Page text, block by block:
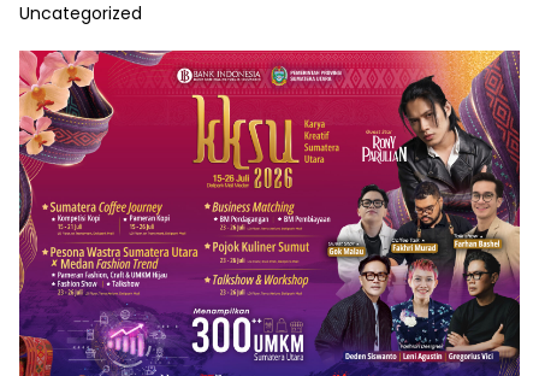
Uncategorized